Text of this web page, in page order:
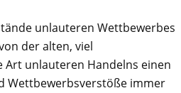
unlauteren Wettbewerbes
der alten, viel
Art unlauteren Handelns einen
Wettbewerbsverstöße immer